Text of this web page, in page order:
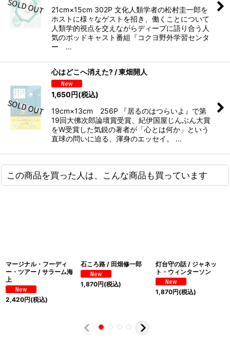
21cm×15cm 302P 文化人類学者の松村圭一郎を
ホストに様々なゲストを招き、働くことについて
人類学的視点を交えながらディープに語り合う人
気のポッドキャスト番組『コクヨ野外学習センタ
ー …
心はどこへ消えた? / 東畑開人
1,650円(税込)
19cm×13cm 256P 『居るのはつらいよ』で第
19回大佛次郎論壇賞受賞、紀伊国屋じんぶん大賞
をW受賞した気鋭の著者が「心とは何か」という
直球の問いに迫る、渾身のエッセイ。 …
この商品を買った人は、こんな商品も買っています
マージナル・フーディ
ー・ツアー / サラーム海
上
2,420円(税込)
石ころ路 / 田畑修一郎
1,870円(税込)
灯台守の話 / ジャネッ
ト・ウィンターソン
1,870円(税込)